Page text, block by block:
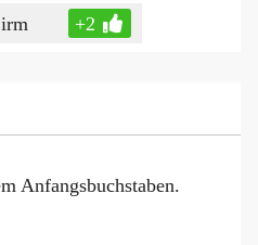
+2
Anfangsbuchstaben.